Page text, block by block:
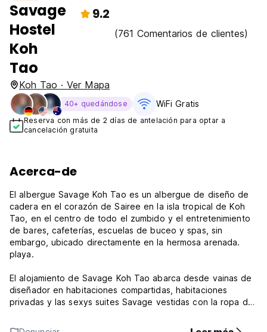
Savage
Hostel
Koh
Tao
9.2
(761 Comentarios de clientes)
Koh Tao · Ver Mapa
40+ quedándose WiFi Gratis
Reserva con más de 2 días de antelación para optar a
cancelación gratuita
Acerca-de
El albergue Savage Koh Tao es un albergue de diseño de
cadera en el corazón de Sairee en la isla tropical de Koh
Tao, en el centro de todo el zumbido y el entretenimiento
de bares, cafeterías, escuelas de buceo y spas, sin
embargo, ubicado directamente en la hermosa arenada.
playa.
El alojamiento de Savage Koh Tao abarca desde vainas de
diseñador en habitaciones compartidas, habitaciones
privadas y las sexys suites Savage vestidas con la ropa de
bondad que incluye una piscina en la azotea y un bar de